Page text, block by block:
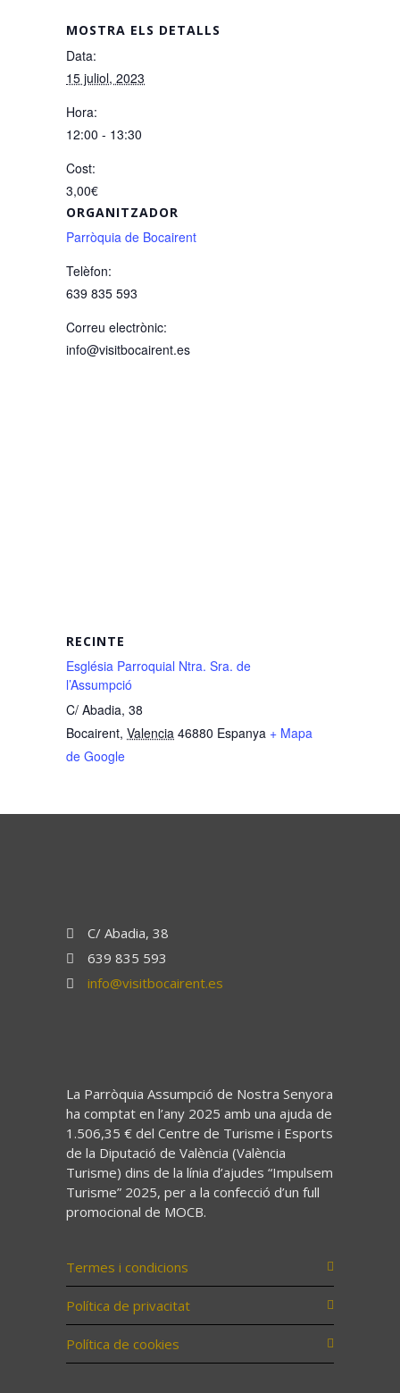
MOSTRA ELS DETALLS
Data:
15 juliol, 2023
Hora:
12:00 - 13:30
Cost:
3,00€
ORGANITZADOR
Parròquia de Bocairent
Telèfon:
639 835 593
Correu electrònic:
info@visitbocairent.es
RECINTE
Església Parroquial Ntra. Sra. de
l’Assumpció
C/ Abadia, 38
Bocairent, Valencia 46880 Espanya + Mapa
de Google
C/ Abadia, 38
639 835 593
info@visitbocairent.es
La Parròquia Assumpció de Nostra Senyora
ha comptat en l’any 2025 amb una ajuda de
1.506,35 € del Centre de Turisme i Esports
de la Diputació de València (València
Turisme) dins de la línia d’ajudes “Impulsem
Turisme” 2025, per a la confecció d’un full
promocional de MOCB.
Termes i condicions
Política de privacitat
Política de cookies